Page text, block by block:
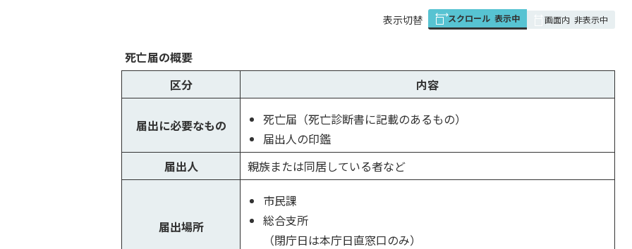
表
の
表示切替 スクロール 表示中 画面内 非表示中
死亡届の概要
区分
内容
届出に必要なもの
死亡届（死亡診断書に記載のあるもの）
届出人の印鑑
届出人
親族または同居している者など
届出場所
市民課
総合支所
（閉庁日は本庁日直窓口のみ）